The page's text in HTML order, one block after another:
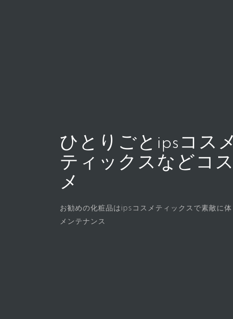
ひとりごとipsコスメ
ティックスなどコス
メ
お勧めの化粧品はipsコスメティックスで素敵に体
メンテナンス